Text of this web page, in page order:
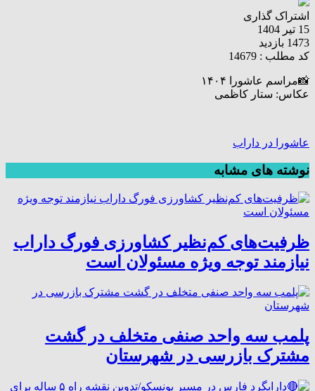
اشتراک گذاری
15 تیر 1404
1473 بازدید
کد مطلب : 14679
📸مراسم عاشورا ۱۴۰۴
عکاس: ستار کاظمی
عاشورا در داراب
نوشته های مشابه
ظرفیت‌های کم‌نظیر کشاورزی فورگ داراب
نیازمند توجه ویژه مسئولان است
پلمب سه واحد صنفی متخلف در گشت
مشترک بازرسی در شهرستان